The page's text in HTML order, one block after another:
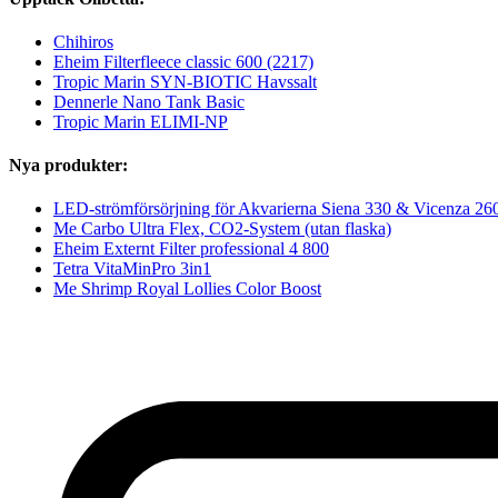
Chihiros
Eheim Filterfleece classic 600 (2217)
Tropic Marin SYN-BIOTIC Havssalt
Dennerle Nano Tank Basic
Tropic Marin ELIMI-NP
Nya produkter:
LED-strömförsörjning för Akvarierna Siena 330 & Vicenza
Me Carbo Ultra Flex, CO2-System (utan flaska)
Eheim Externt Filter professional 4 800
Tetra VitaMinPro 3in1
Me Shrimp Royal Lollies Color Boost